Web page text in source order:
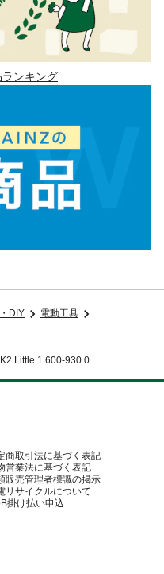
ランキング
DIY
電動工具
Little 1.600-930.0
商取引法に基づく表記
営業法に基づく表記
販売管理者標識の掲示
リサイクルについて
掛け払い申込